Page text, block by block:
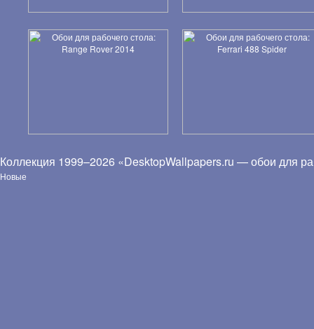
Коллекция 1999–2026 «DesktopWallpapers.ru — обои для